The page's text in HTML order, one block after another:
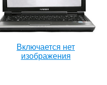
Включается нет
изображения